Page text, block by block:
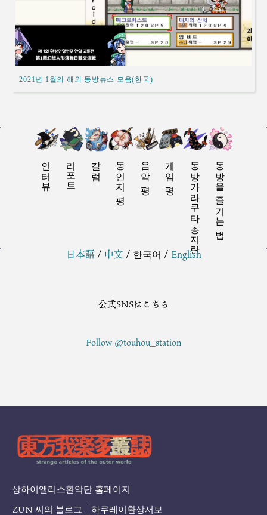
2021년 1월의 해외 동방뉴스 모음(한국)
인터뷰 리포트 칼럼 동인지 평 음악 평 게임 평 동방가라쿠타총지란 동방을 즐기는 법
日本語 / 中文 / 한국어 / English
公式SNSはこちら
Follow @touhou_station
상하이앨리스환악단 홈페이지
ZUN 씨의 블로그「하쿠레이환상서보